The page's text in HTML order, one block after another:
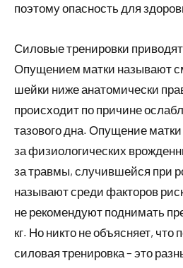
поэтому опасность для
Силовые тренировки
Опущением матки называют
шейки ниже анатомически
происходит по причине
тазового дна. Опущение
за физиологических
за травмы, случившейся при
называют среди факторов
не рекомендуют поднимать
кг. Но никто не объясняет,
силовая тренировка – это